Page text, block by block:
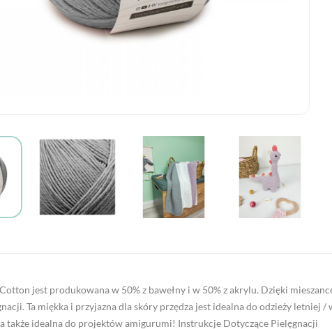
jest produkowana w 50% z bawełny i w 50% z akrylu. Dzięki
Ta miękka i przyjazna dla skóry przędza jest idealna do odzieży
także idealna do projektów amigurumi! Instrukcje Dotyczące Pielęgnacji